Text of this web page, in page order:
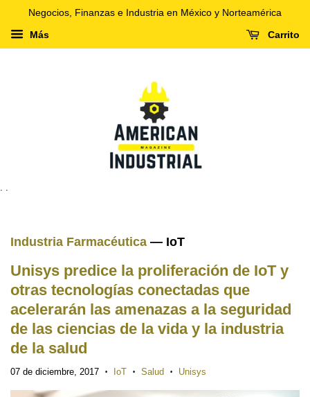
Negocios, Finanzas e Industria en México y Norteamérica
Más Carrito
. .
Industria Farmacéutica — IoT
Unisys predice la proliferación de IoT y
otras tecnologías conectadas que
acelerarán las amenazas a la seguridad
de las ciencias de la vida y la industria
de la salud
07 de diciembre, 2017 • IoT • Salud • Unisys